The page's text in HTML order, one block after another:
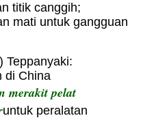
titik canggih;
mati untuk gangguan
Teppanyaki:
di China
merakit pelat
untuk peralatan